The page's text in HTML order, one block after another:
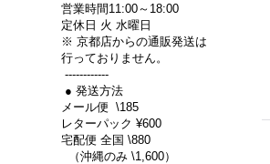
営業時間11:00～18:00
定休日 火 水曜日
※ 京都店からの通販発送は
行っておりません。
------------
● 発送方法
メール便 \185
レターパック ¥600
宅配便 全国 \880
（沖縄のみ \1,600）